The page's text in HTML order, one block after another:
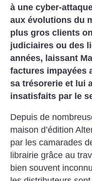
à une cyber-
aux évolutions du
plus gros clients
judiciaires ou des
années, laissant
factures impayées
sa trésorerie et lui
insatisfaits par le
Depuis de
maison d’édition
par les camarades
librairie grâce au
bien souvent